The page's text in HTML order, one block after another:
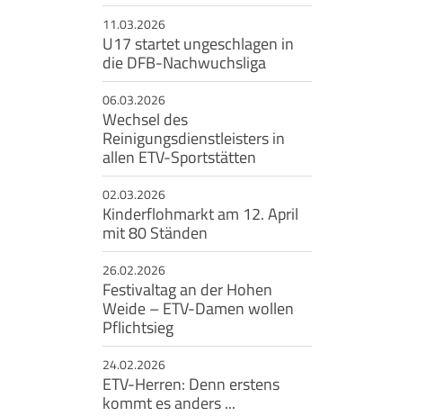
11.03.2026
U17 startet ungeschlagen in
die DFB-Nachwuchsliga
06.03.2026
Wechsel des
Reinigungsdienstleisters in
allen ETV-Sportstätten
02.03.2026
Kinderflohmarkt am 12. April
mit 80 Ständen
26.02.2026
Festivaltag an der Hohen
Weide – ETV-Damen wollen
Pflichtsieg
24.02.2026
ETV-Herren: Denn erstens
kommt es anders ...
Geschäftsstelle
Eimsbütteler Turnverband e. V.
Bundesstr. 96
20144 Hamburg
+49 40 4017690
info@etv-hamburg.de